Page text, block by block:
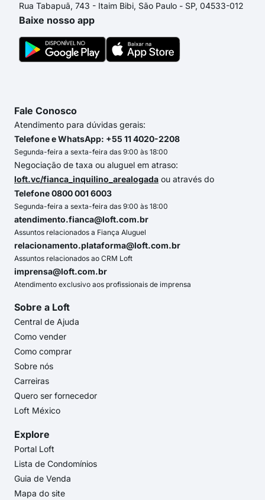
Rua Tabapuã, 743 - Itaim Bibi, São Paulo - SP, 04533-012
Baixe nosso app
Fale Conosco
Atendimento para dúvidas gerais:
Telefone e WhatsApp: +55 11 4020-2208
Segunda-feira a sexta-feira das 9:00 às 18:00
Negociação de taxa ou aluguel em atraso:
loft.vc/fianca_inquilino_arealogada ou através do
Telefone 0800 001 6003
Segunda-feira a sexta-feira das 9:00 às 18:00
atendimento.fianca@loft.com.br
Assuntos relacionados a Fiança Aluguel
relacionamento.plataforma@loft.com.br
Assuntos relacionados ao CRM Loft
imprensa@loft.com.br
Atendimento exclusivo aos profissionais de imprensa
Sobre a Loft
Central de Ajuda
Como vender
Como comprar
Sobre nós
Carreiras
Quero ser fornecedor
Loft México
Explore
Portal Loft
Lista de Condomínios
Guia de Venda
Mapa do site